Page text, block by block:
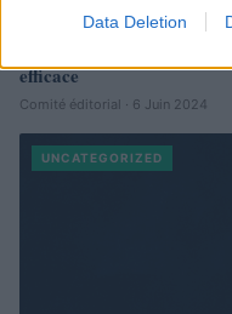
Data Deletion
efficace
Comité éditorial · 6 Juin 2024
UNCATEGORIZED